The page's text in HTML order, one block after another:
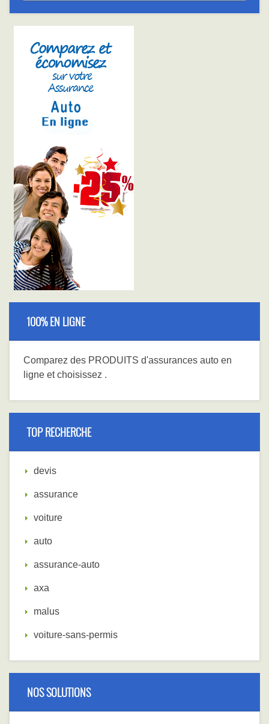
100% EN LIGNE
Comparez des PRODUITS d'assurances auto en
ligne et choisissez .
TOP RECHERCHE
devis
assurance
voiture
auto
assurance-auto
axa
malus
voiture-sans-permis
NOS SOLUTIONS